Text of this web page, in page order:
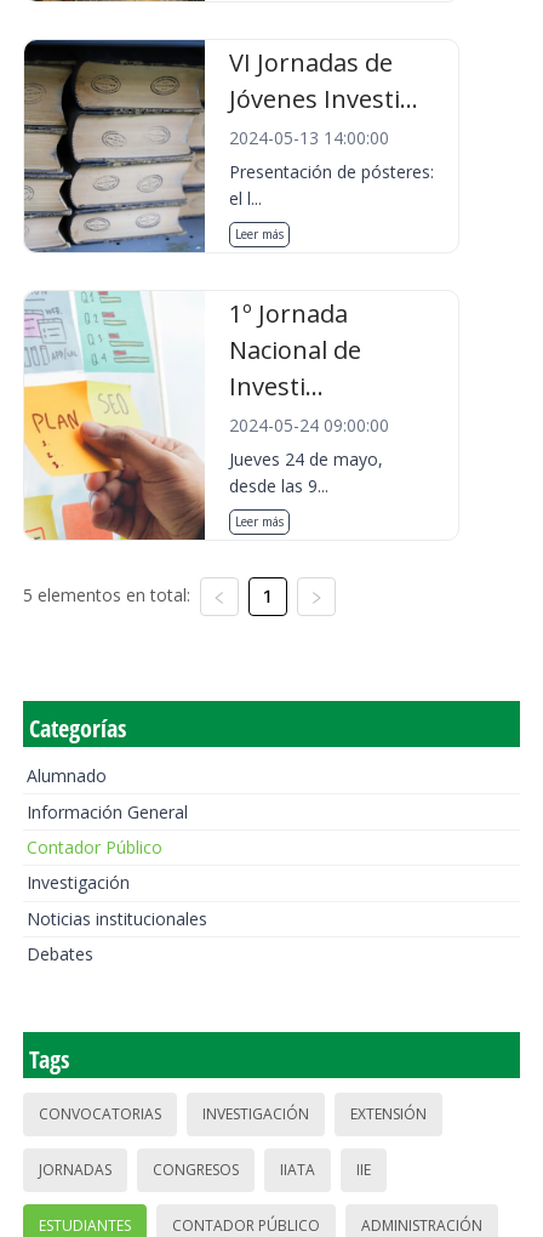
VI Jornadas de
Jóvenes Investi...
2024-05-13 14:00:00
Presentación de pósteres:
el l...
Leer más
1º Jornada
Nacional de
Investi...
2024-05-24 09:00:00
Jueves 24 de mayo,
desde las 9...
Leer más
5 elementos en total: 1
Categorías
Alumnado
Información General
Contador Público
Investigación
Noticias institucionales
Debates
Tags
CONVOCATORIAS INVESTIGACIÓN EXTENSIÓN
JORNADAS CONGRESOS IIATA IIE
ESTUDIANTES CONTADOR PÚBLICO ADMINISTRACIÓN